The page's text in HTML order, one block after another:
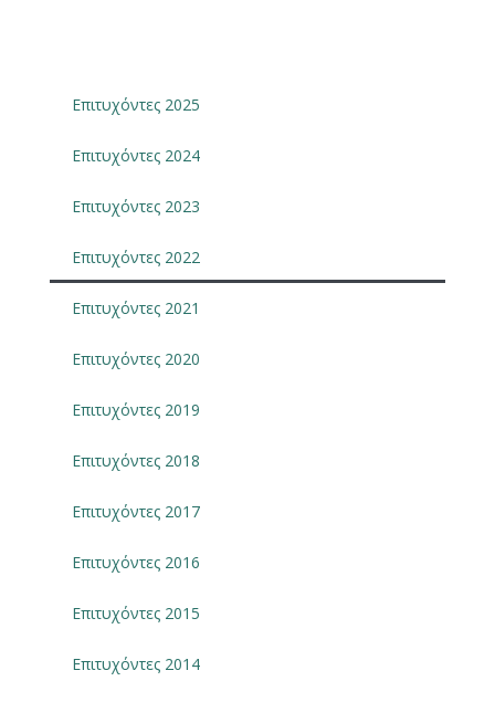
Επιτυχόντες 2025
Επιτυχόντες 2024
Επιτυχόντες 2023
Επιτυχόντες 2022
Επιτυχόντες 2021
Επιτυχόντες 2020
Επιτυχόντες 2019
Επιτυχόντες 2018
Επιτυχόντες 2017
Επιτυχόντες 2016
Επιτυχόντες 2015
Επιτυχόντες 2014